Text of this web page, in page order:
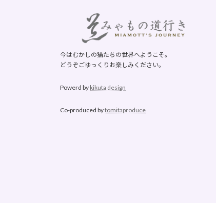
今はむかしの猫たちの世界へようこそ。
どうぞごゆっくりお楽しみください。
Powerd by kikuta design
Co-produced bytomitaproduce